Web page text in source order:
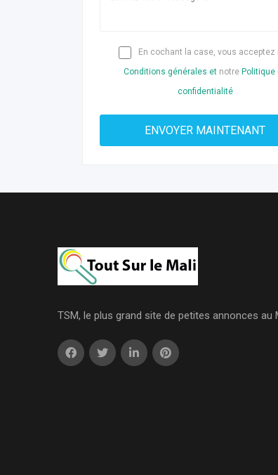
En cochant la case, vous acceptez
Conditions générales etnotre Politique
confidentialité
TSM, le plus grand site de petites annonces au